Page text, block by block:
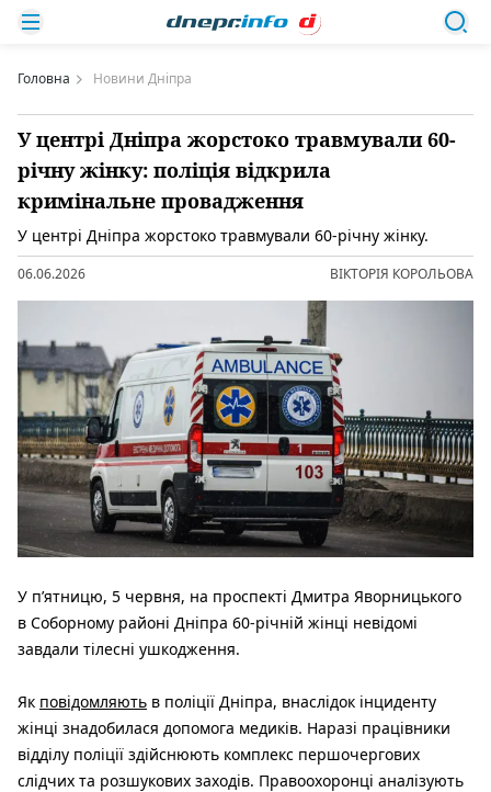
Головна Новини Дніпра
У центрі Дніпра жорстоко травмували 60-
річну жінку: поліція відкрила
кримінальне провадження
У центрі Дніпра жорстоко травмували 60-річну жінку.
06.06.2026 ВІКТОРІЯ КОРОЛЬОВА
У п’ятницю, 5 червня, на проспекті Дмитра Яворницького
в Соборному районі Дніпра 60-річній жінці невідомі
завдали тілесні ушкодження.
Як повідомляють в поліції Дніпра, внаслідок інциденту
жінці знадобилася допомога медиків. Наразі працівники
відділу поліції здійснюють комплекс першочергових
слідчих та розшукових заходів. Правоохоронці аналізують